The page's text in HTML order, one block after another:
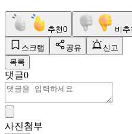
추천0 비추
스크랩 공유
신고
목록
댓글0
사진첨부